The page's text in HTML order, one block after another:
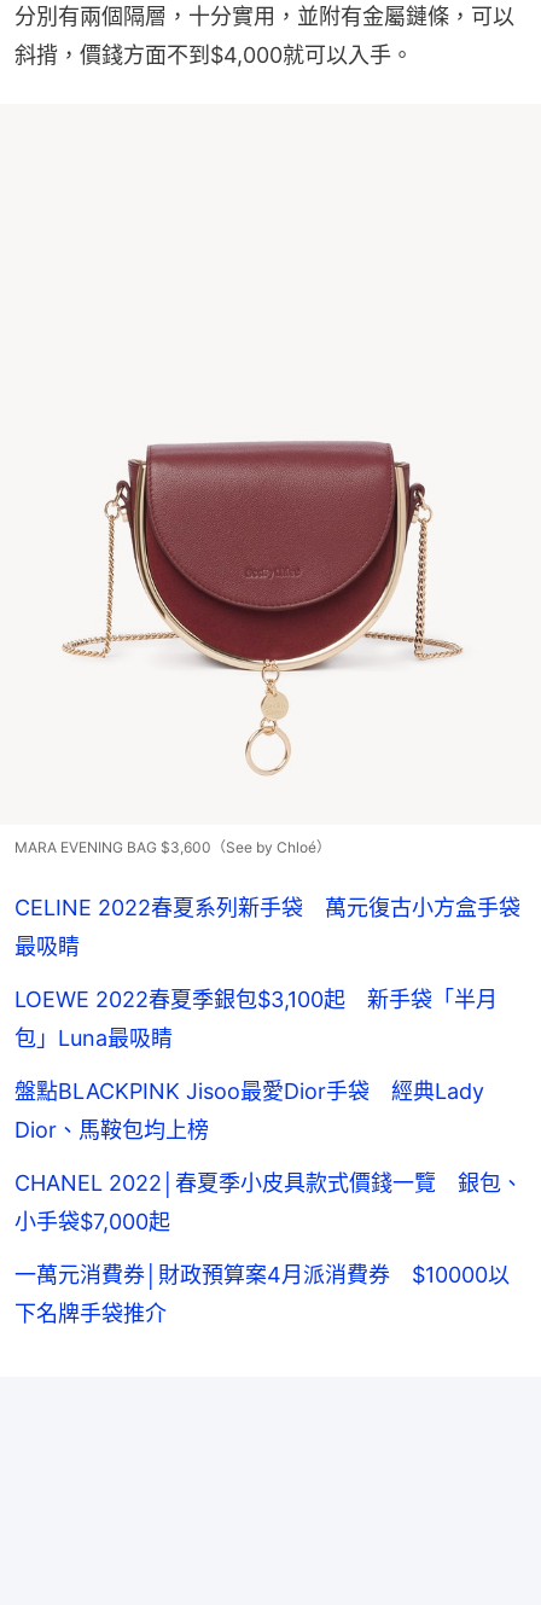
分別有兩個隔層，十分實用，並附有金屬鏈條，可以
斜揹，價錢方面不到$4,000就可以入手。
MARA EVENING BAG $3,600（See by Chloé）
CELINE 2022春夏系列新手袋 萬元復古小方盒手袋
最吸睛
LOEWE 2022春夏季銀包$3,100起 新手袋「半月
包」Luna最吸睛
盤點BLACKPINK Jisoo最愛Dior手袋 經典Lady
Dior、馬鞍包均上榜
CHANEL 2022│春夏季小皮具款式價錢一覽 銀包、
小手袋$7,000起
一萬元消費券│財政預算案4月派消費券 $10000以
下名牌手袋推介